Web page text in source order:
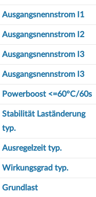
Ausgangsnennstrom I1
Ausgangsnennstrom I2
Ausgangsnennstrom I3
Ausgangsnennstrom I3
Powerboost <=60°C/60s
Stabilität Laständerung
typ.
Ausregelzeit typ.
Wirkungsgrad typ.
Grundlast